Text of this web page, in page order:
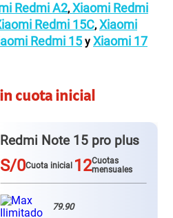
Redmi A2, Xiaomi Redmi
Redmi 15C, Xiaomi
Redmi 15y Xiaomi 17
cuota inicial
Redmi Note 15 pro plus
S/0Cuota inicial 12Cuotas
mensuales
79.90